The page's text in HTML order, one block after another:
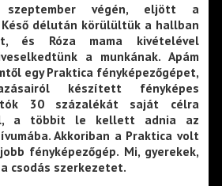
szeptember végén, eljött a
délután körülültük a hallban
és Róza mama kivételével
a munkának. Apám
egy Praktica fényképezőgépet,
készített fényképes
30 százalékát saját célra
a többit le kellett adnia az
Akkoriban a Praktica volt
fényképezőgép. Mi, gyerekek,
csodás szerkezetet.